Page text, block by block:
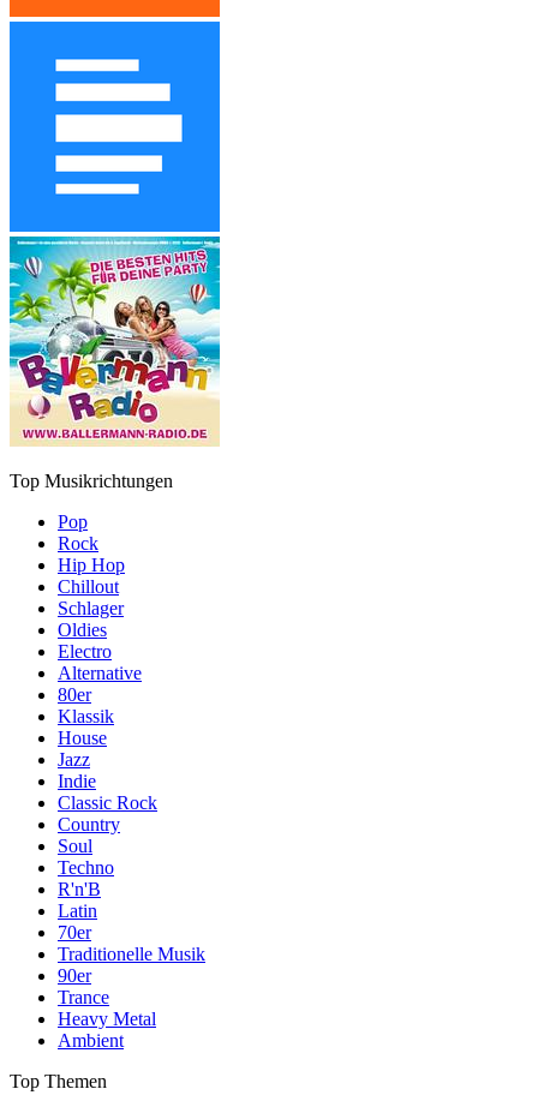
Top Musikrichtungen
Pop
Rock
Hip Hop
Chillout
Schlager
Oldies
Electro
Alternative
80er
Klassik
House
Jazz
Indie
Classic Rock
Country
Soul
Techno
R'n'B
Latin
70er
Traditionelle Musik
90er
Trance
Heavy Metal
Ambient
Top Themen